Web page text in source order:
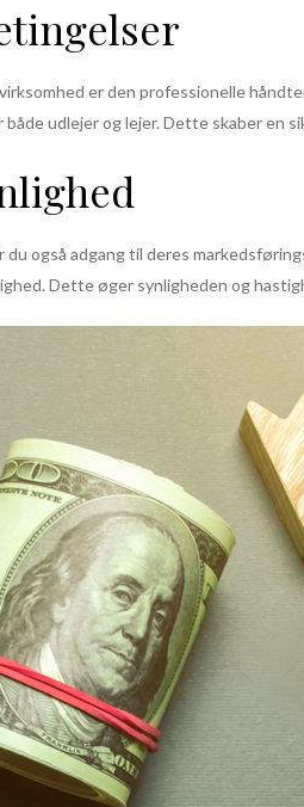
er den professionelle
udlejer og lejer. Dette skaber en
du også adgang til deres
Dette øger synligheden og